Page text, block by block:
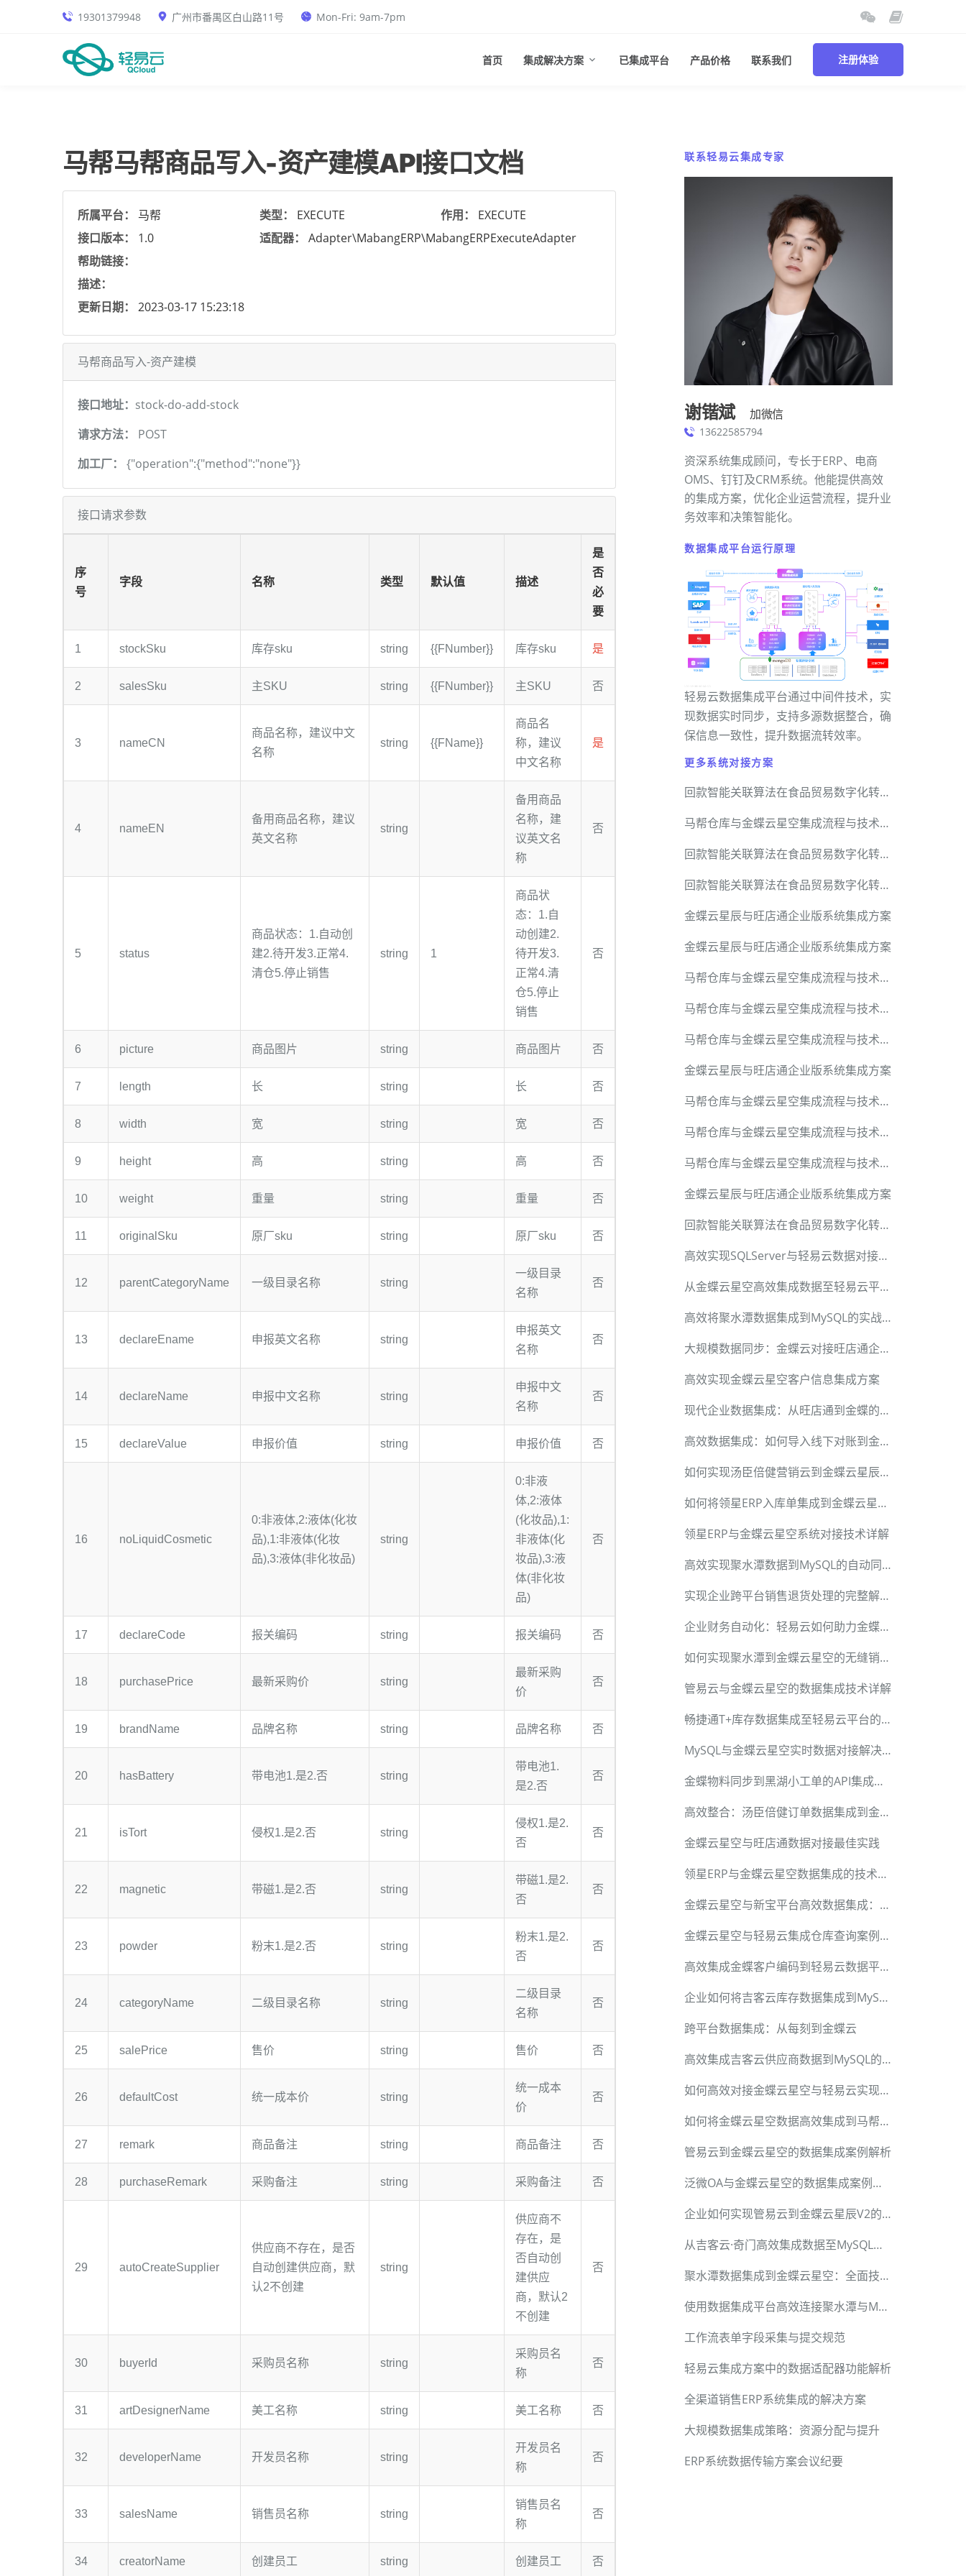
19301379948 广州市番禺区白山路11号 Mon-Fri: 9am-7pm
首页 集成解决方案 已集成平台 产品价格 联系我们 注册体验
马帮马帮商品写入-资产建模API接口文档
所属平台： 马帮 类型： EXECUTE 作用：
EXECUTE
接口版本：
1.0 适配器：
Adapter\MabangERP\MabangERPExecuteAdapter
帮助链接：
描述：
更新日期：
2023-03-17 15:23:18
马帮商品写入-资产建模
接口地址： stock-do-add-stock
请求方法：
POST
加工厂：
{"operation":{"method":"none"}}
接口请求参数
序
号
字段 名称 类型 默认值 描述
是
否
必
要
1 stockSku 库存sku string {{FNumber}} 库存sku 是
2 salesSku 主SKU string {{FNumber}} 主SKU 否
3 nameCN
商品名称，建议中文
名称
string {{FName}}
商品名
称，建议
中文名称
是
4 nameEN
备用商品名称，建议
英文名称
string
备用商品
名称，建
议英文名
称
否
5 status
商品状态：1.自动创
建2.待开发3.正常4.
清仓5.停止销售
string 1
商品状
态：1.自
动创建2.
待开发3.
正常4.清
仓5.停止
销售
否
6 picture 商品图片 string 商品图片 否
7 length 长 string 长 否
8 width 宽 string 宽 否
9 height 高 string 高 否
10 weight 重量 string 重量 否
11 originalSku 原厂sku string 原厂sku 否
12 parentCategoryName 一级目录名称 string
一级目录
名称
否
13 declareEname 申报英文名称 string
申报英文
名称
否
14 declareName 申报中文名称 string
申报中文
名称
否
15 declareValue 申报价值 string 申报价值 否
16 noLiquidCosmetic
0:非液体,2:液体(化妆
品),1:非液体(化妆
品),3:液体(非化妆品)
string
0:非液
体,2:液体
(化妆品),1:
非液体(化
妆品),3:液
体(非化妆
品)
否
17 declareCode 报关编码 string 报关编码 否
18 purchasePrice 最新采购价 string
最新采购
价
否
19 brandName 品牌名称 string 品牌名称 否
20 hasBattery 带电池1.是2.否 string
带电池1.
是2.否
否
21 isTort 侵权1.是2.否 string
侵权1.是2.
否
否
22 magnetic 带磁1.是2.否 string
带磁1.是2.
否
否
23 powder 粉末1.是2.否 string
粉末1.是2.
否
否
24 categoryName 二级目录名称 string
二级目录
名称
否
25 salePrice 售价 string 售价 否
26 defaultCost 统一成本价 string
统一成本
价
否
27 remark 商品备注 string 商品备注 否
28 purchaseRemark 采购备注 string 采购备注 否
29 autoCreateSupplier
供应商不存在，是否
自动创建供应商，默
认2不创建
string
供应商不
存在，是
否自动创
建供应
商，默认2
不创建
否
30 buyerId 采购员名称 string
采购员名
称
否
31 artDesignerName 美工名称 string 美工名称 否
32 developerName 开发员名称 string
开发员名
称
否
33 salesName 销售员名称 string
销售员名
称
否
34 creatorName 创建员工 string 创建员工 否
联系轻易云集成专家
谢锴斌 加微信
13622585794
资深系统集成顾问，专长于ERP、电商
OMS、钉钉及CRM系统。他能提供高效
的集成方案，优化企业运营流程，提升业
务效率和决策智能化。
数据集成平台运行原理
轻易云数据集成平台通过中间件技术，实
现数据实时同步，支持多源数据整合，确
保信息一致性，提升数据流转效率。
更多系统对接方案
回款智能关联算法在食品贸易数字化转型中的实践
马帮仓库与金蝶云星空集成流程与技术要点解析
回款智能关联算法在食品贸易数字化转型中的实践
回款智能关联算法在食品贸易数字化转型中的实践
金蝶云星辰与旺店通企业版系统集成方案
金蝶云星辰与旺店通企业版系统集成方案
马帮仓库与金蝶云星空集成流程与技术要点解析
马帮仓库与金蝶云星空集成流程与技术要点解析
马帮仓库与金蝶云星空集成流程与技术要点解析
金蝶云星辰与旺店通企业版系统集成方案
马帮仓库与金蝶云星空集成流程与技术要点解析
马帮仓库与金蝶云星空集成流程与技术要点解析
马帮仓库与金蝶云星空集成流程与技术要点解析
金蝶云星辰与旺店通企业版系统集成方案
回款智能关联算法在食品贸易数字化转型中的实践
高效实现SQLServer与轻易云数据对接技术详解
从金蝶云星空高效集成数据至轻易云平台的方法与实践
高效将聚水潭数据集成到MySQL的实战方法
大规模数据同步：金蝶云对接旺店通企业奇门详细解析
高效实现金蝶云星空客户信息集成方案
现代企业数据集成：从旺店通到金蝶的操作详解
高效数据集成：如何导入线下对账到金蝶应收单
如何实现汤臣倍健营销云到金蝶云星辰V2的高效数据对接
如何将领星ERP入库单集成到金蝶云星空其他入库单
领星ERP与金蝶云星空系统对接技术详解
高效实现聚水潭数据到MySQL的自动同步与新增
实现企业跨平台销售退货处理的完整解决方案
企业财务自动化：轻易云如何助力金蝶应收单对接
如何实现聚水潭到金蝶云星空的无缝销售出库单数据集成
管易云与金蝶云星空的数据集成技术详解
畅捷通T+库存数据集成至轻易云平台的技术实践
MySQL与金蝶云星空实时数据对接解决方案
金蝶物料同步到黑湖小工单的API集成实践
高效整合：汤臣倍健订单数据集成到金蝶云星辰V2
金蝶云星空与旺店通数据对接最佳实践
领星ERP与金蝶云星空数据集成的技术实现与应用
金蝶云星空与新宝平台高效数据集成：从订单获取到自动排程
金蝶云星空与轻易云集成仓库查询案例解析
高效集成金蝶客户编码到轻易云数据平台的技术解析
企业如何将吉客云库存数据集成到MySQL数据库
跨平台数据集成：从每刻到金蝶云
高效集成吉客云供应商数据到MySQL的实践
如何高效对接金蝶云星空与轻易云实现币别信息查询
如何将金蝶云星空数据高效集成到马帮系统
管易云到金蝶云星空的数据集成案例解析
泛微OA与金蝶云星空的数据集成案例详解
企业如何实现管易云到金蝶云星辰V2的销售出库数据高效集成
从吉客云·奇门高效集成数据至MySQL数据库的方法解析
聚水潭数据集成到金蝶云星空：全面技术方案
使用数据集成平台高效连接聚水潭与MySQL
工作流表单字段采集与提交规范
轻易云集成方案中的数据适配器功能解析
全渠道销售ERP系统集成的解决方案
大规模数据集成策略：资源分配与提升
ERP系统数据传输方案会议纪要